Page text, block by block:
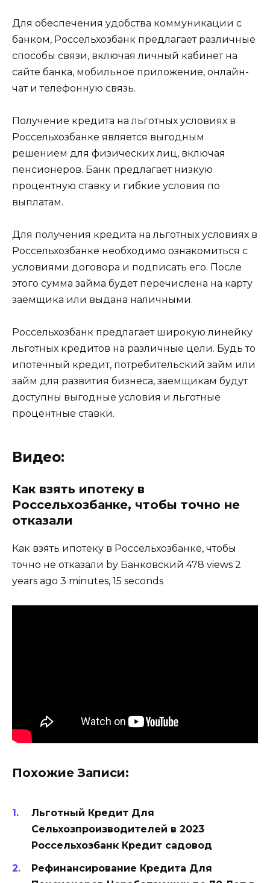
Для обеспечения удобства коммуникации с
банком, Россельхозбанк предлагает различные
способы связи, включая личный кабинет на
сайте банка, мобильное приложение, онлайн-
чат и телефонную связь.
Получение кредита на льготных условиях в
Россельхозбанке является выгодным
решением для физических лиц, включая
пенсионеров. Банк предлагает низкую
процентную ставку и гибкие условия по
выплатам.
Для получения кредита на льготных условиях в
Россельхозбанке необходимо ознакомиться с
условиями договора и подписать его. После
этого сумма займа будет перечислена на карту
заемщика или выдана наличными.
Россельхозбанк предлагает широкую линейку
льготных кредитов на различные цели. Будь то
ипотечный кредит, потребительский займ или
займ для развития бизнеса, заемщикам будут
доступны выгодные условия и льготные
процентные ставки.
Видео:
Как взять ипотеку в
Россельхозбанке, чтобы точно не
отказали
Как взять ипотеку в Россельхозбанке, чтобы
точно не отказали by Банковский 478 views 2
years ago 3 minutes, 15 seconds
Похожие Записи:
Льготный Кредит Для
Сельхозпроизводителей в 2023
Россельхозбанк Кредит садовод
Рефинансирование Кредита Для